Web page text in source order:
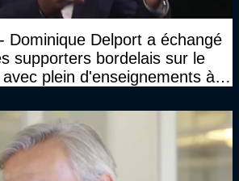
Dominique Delport a échangé
supporters bordelais sur le
plein d'enseignements à la